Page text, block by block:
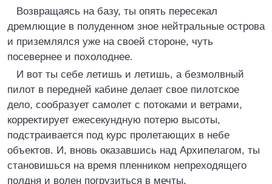
Возвращаясь на базу, ты опять пересекал
дремлющие в полуденном зное нейтральные острова
и приземлялся уже на своей стороне, чуть
посевернее и похолоднее.
И вот ты себе летишь и летишь, а безмолвный
пилот в передней кабине делает свое пилотское
дело, сообразует самолет с потоками и ветрами,
корректирует ежесекундную потерю высоты,
подстраивается под курс пролетающих в небе
объектов. И, вновь оказавшись над Архипелагом, ты
становишься на время пленником непреходящего
полдня и волен погрузиться в мечты.